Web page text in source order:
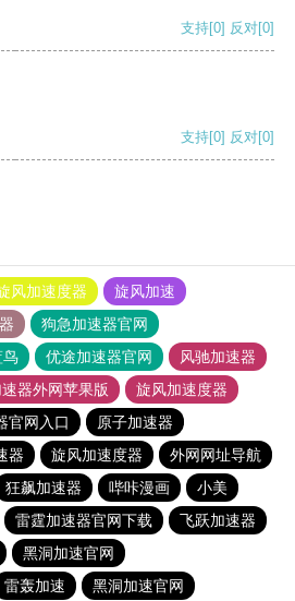
支持[0] 反对[0]
支持[0] 反对[0]
风加速度器
旋风加速
狗急加速器官网
鸟 优途加速器官网
风驰加速器
器外网苹果版
旋风加速度器
官网入口
原子加速器
器 旋风加速度器
外网网址导航
狂飙加速器 哔咔漫画
小美
雷霆加速器官网下载
飞跃加速器
黑洞加速官网
雷轰加速 黑洞加速官网